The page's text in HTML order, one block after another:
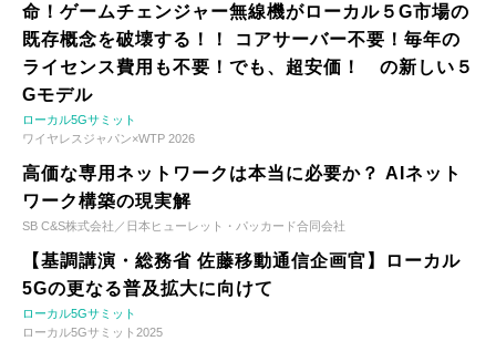
命！ゲームチェンジャー無線機がローカル５G市場の
既存概念を破壊する！！ コアサーバー不要！毎年の
ライセンス費用も不要！でも、超安価！ の新しい５
Gモデル
ローカル5Gサミット
ワイヤレスジャパン×WTP 2026
高価な専用ネットワークは本当に必要か？ AIネット
ワーク構築の現実解
SB C&S株式会社／日本ヒューレット・パッカード合同会社
【基調講演・総務省 佐藤移動通信企画官】ローカル
5Gの更なる普及拡大に向けて
ローカル5Gサミット
ローカル5Gサミット2025